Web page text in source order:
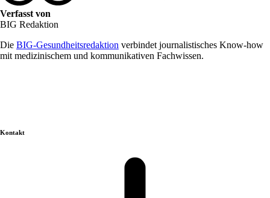
Verfasst von
BIG Redaktion
Die BIG-Gesundheitsredaktion verbindet journalistisches Know-how
mit medizinischem und kommunikativen Fachwissen.
Kontakt